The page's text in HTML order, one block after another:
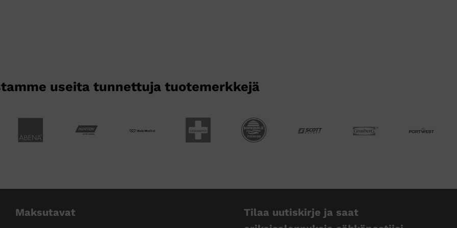
useita tunnettuja tuotemerkkejä
Maksutavat
Tilaa uutiskirje ja saat